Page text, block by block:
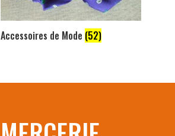
Accessoires de Mode (52)